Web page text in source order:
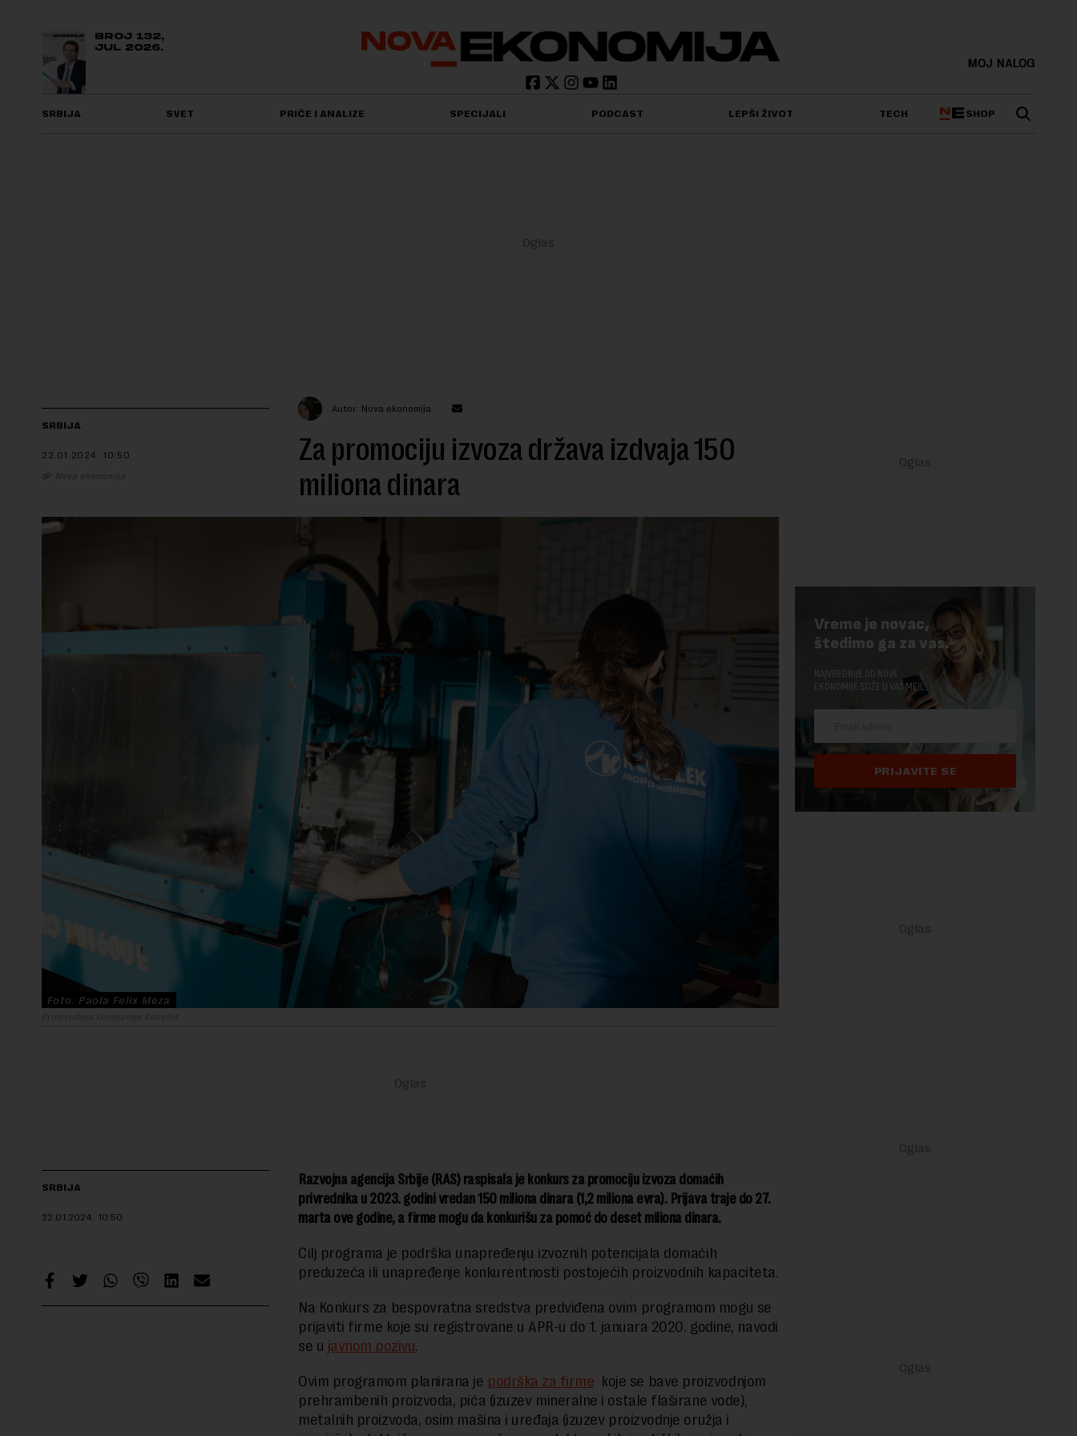
BROJ 132,
JUL 2026.
MOJ NALOG
SRBIJA SVET PRIČE I ANALIZE SPECIJALI PODCAST LEPŠI ŽIVOT TECH SHOP
SRBIJA
22.01.2024. 10:50
Nova ekonomija
Autor: Nova ekonomija
Za promociju izvoza država izdvaja 150
miliona dinara
Foto: Paola Felix Meza
SRBIJA
22.01.2024. 10:50
Razvojna agencija Srbije (RAS) raspisala je konkurs za promociju izvoza domaćih
privrednika u 2023. godini vredan 150 miliona dinara (1,2 miliona evra). Prijava traje do 27.
marta ove godine, a firme mogu da konkurišu za pomoć do deset miliona dinara.
Cilj programa je podrška unapređenju izvoznih potencijala domaćih
preduzeća ili unapređenje konkurentnosti postojećih proizvodnih kapaciteta.
Na Konkurs za bespovratna sredstva predviđena ovim programom mogu se
prijaviti firme koje su registrovane u APR-u do 1. januara 2020. godine, navodi
se u javnom pozivu.
Ovim programom planirana je podrška za firme koje se bave proizvodnjom
prehrambenih proizvoda, pića (izuzev mineralne i ostale flaširane vode),
metalnih proizvoda, osim mašina i uređaja (izuzev proizvodnje oružja i
Vreme je novac,
štedimo ga za vas.
NAJVREDNIJE OD NOVE
EKONOMIJE STIŽE U VAŠ MEJL.
PRIJAVITE SE